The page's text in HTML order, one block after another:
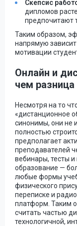
Скепсис
дипломов
предпочитают
Таким образом,
напрямую
мотивации
Онлайн и
чем разница
Несмотря на то
«дистанционное
синонимы, они не
полностью
предполагает
преподавателей
вебинары, тесты
образование —
любые формы
физического
переписке и
платформ. Таким
считать частью
технологичной,